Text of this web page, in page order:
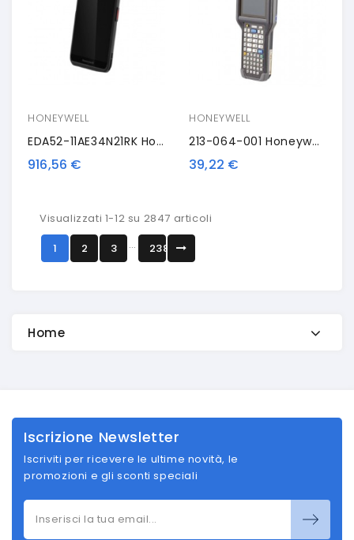
HONEYWELL
EDA52-11AE34N21RK Honeywell EDA52, 2Pin, 2D, USB-C, BT, Wi-Fi, 4G, NFC, Kit (USB), Android
916,56 €
HONEYWELL
213-064-001 Honeywell Rubber Boot
39,22 €
Visualizzati 1-12 su 2847 articoli
1
2 3 … 238
Home
Iscrizione Newsletter
Iscriviti per ricevere le ultime novità, le
promozioni e gli sconti speciali